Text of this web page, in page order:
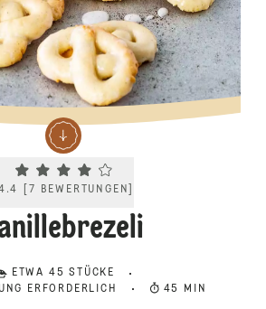
Current rating 4.4. Click to rate.
7 BEWERTUNGEN
ETWA 45 STÜCKE
ERFORDERLICH
45 MIN